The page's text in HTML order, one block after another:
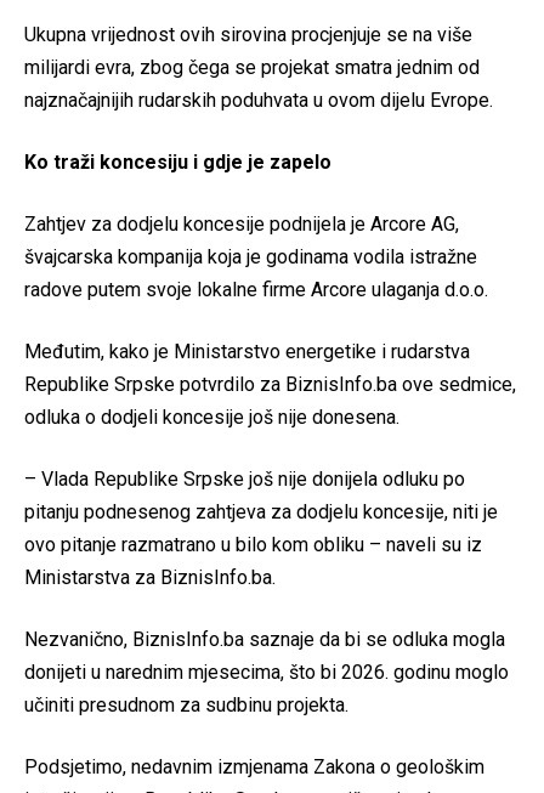
Ukupna vrijednost ovih sirovina procjenjuje se na više
milijardi evra, zbog čega se projekat smatra jednim od
najznačajnijih rudarskih poduhvata u ovom dijelu Evrope.
Ko traži koncesiju i gdje je zapelo
Zahtjev za dodjelu koncesije podnijela je Arcore AG,
švajcarska kompanija koja je godinama vodila istražne
radove putem svoje lokalne firme Arcore ulaganja d.o.o.
Međutim, kako je Ministarstvo energetike i rudarstva
Republike Srpske potvrdilo za BiznisInfo.ba ove sedmice,
odluka o dodjeli koncesije još nije donesena.
– Vlada Republike Srpske još nije donijela odluku po
pitanju podnesenog zahtjeva za dodjelu koncesije, niti je
ovo pitanje razmatrano u bilo kom obliku – naveli su iz
Ministarstva za BiznisInfo.ba.
Nezvanično, BiznisInfo.ba saznaje da bi se odluka mogla
donijeti u narednim mjesecima, što bi 2026. godinu moglo
učiniti presudnom za sudbinu projekta.
Podsjetimo, nedavnim izmjenama Zakona o geološkim